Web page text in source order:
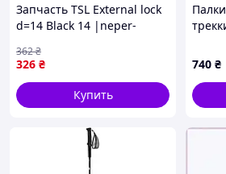
Запчасть TSL External lock
d=14 Black 14 |neper-
326 ₴
362₴
Купить
740 ₴